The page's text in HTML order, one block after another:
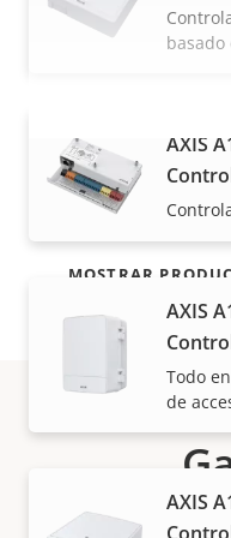
AXIS
AXIS
Todo
de
AXIS
MOSTRAR